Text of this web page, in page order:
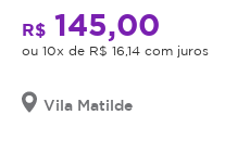
R$ 145,00
ou 10x de R$ 16,14 com juros
Vila Matilde